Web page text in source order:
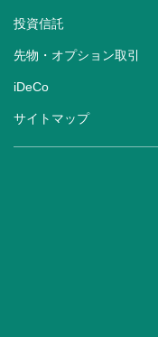
投資信託
先物・オプション取引
iDeCo
サイトマップ